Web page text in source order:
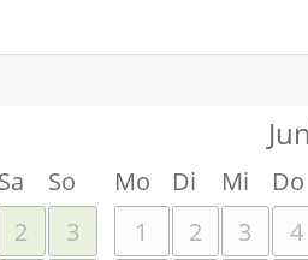
Sa
So
2
3
Mo Di Mi Do
1
2 3 4